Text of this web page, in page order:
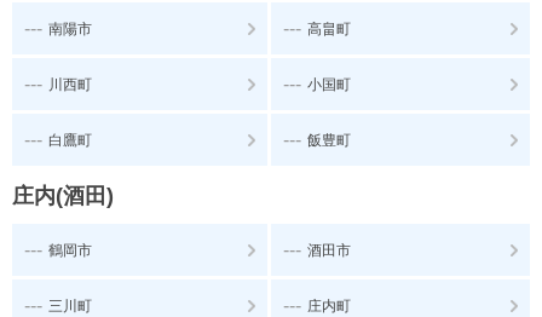
--- 南陽市 --- 高畠町
--- 川西町 --- 小国町
--- 白鷹町 --- 飯豊町
庄内(酒田)
--- 鶴岡市 --- 酒田市
--- 三川町 --- 庄内町